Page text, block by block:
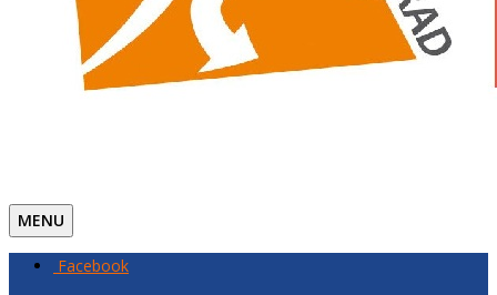
MENU
Facebook